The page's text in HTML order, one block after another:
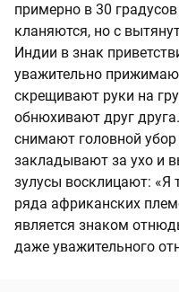
примерно в 30
кланяются, но с
Индии в знак
уважительно
скрещивают руки на
обнюхивают друг
снимают головной
закладывают за ухо и
зулусы восклицают: «Я
ряда африканских
является знаком
даже уважительного